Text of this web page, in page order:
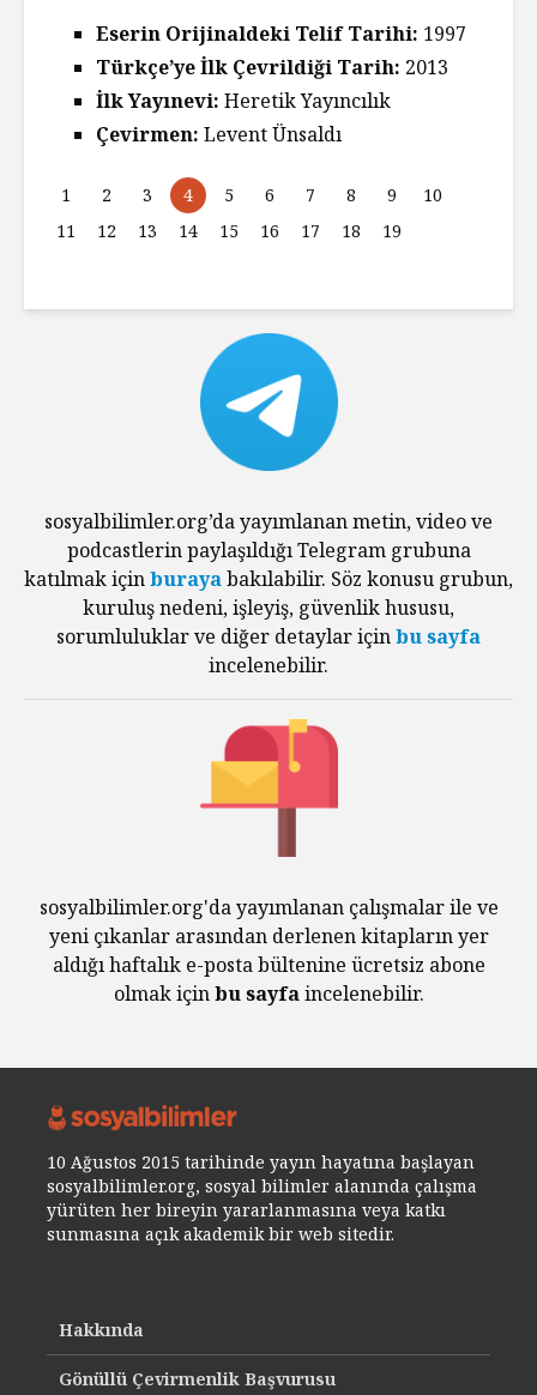
Eserin Orijinaldeki Telif Tarihi: 1997
Türkçe’ye İlk Çevrildiği Tarih: 2013
İlk Yayınevi: Heretik Yayıncılık
Çevirmen: Levent Ünsaldı
1 2 3 4 5 6 7 8 9
10
11
12 13 14 15 16 17 18 19
sosyalbilimler.org’da yayımlanan metin, video ve
podcastlerin paylaşıldığı Telegram grubuna
katılmak içinburayabakılabilir. Söz konusu grubun,
kuruluş nedeni, işleyiş, güvenlik hususu,
sorumluluklar ve diğer detaylar içinbu sayfa
incelenebilir.
sosyalbilimler.org'da yayımlanan çalışmalar ile ve
yeni çıkanlar arasından derlenen kitapların yer
aldığı haftalık e-posta bültenine ücretsiz abone
olmak içinbu sayfaincelenebilir.
10 Ağustos 2015 tarihinde yayın hayatına başlayan
sosyalbilimler.org, sosyal bilimler alanında çalışma
yürüten her bireyin yararlanmasına veya katkı
sunmasına açık akademik bir web sitedir.
Hakkında
Gönüllü Çevirmenlik Başvurusu